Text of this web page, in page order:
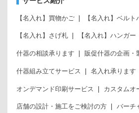
【名入れ】買物かご 【名入れ】ベル
【名入れ】さげ札 【名入れ】ハンガー
什器の相談承ります 販促什器の企画・
什器組み立てサービス 名入れ承ります
オンデマンド印刷サービス カスタムオ
店舗の設計・施工をご検討の方 バーチ